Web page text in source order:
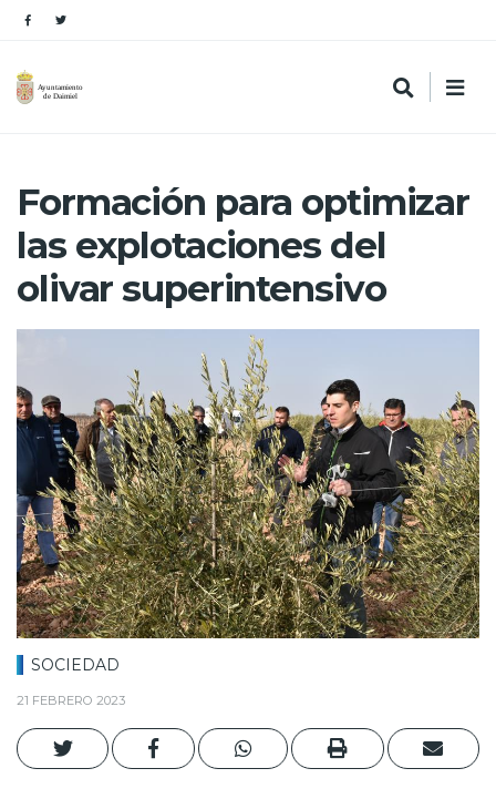
Formación para optimizar
las explotaciones del
olivar superintensivo
SOCIEDAD
21 FEBRERO 2023